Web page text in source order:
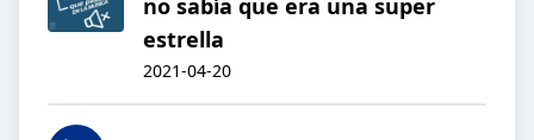
no sabía que era una super
estrella
2021-04-20